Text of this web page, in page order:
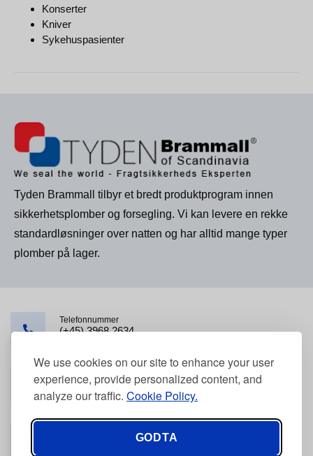
We use cookies on our site to enhance your user
experience, provide personalized content, and
analyze our traffic. Cookie Policy.
GODTA
Konserter
Kniver
Sykehuspasienter
Tyden Brammall tilbyr et bredt produktprogram innen
sikkerhetsplomber og forsegling. Vi kan levere en rekke
standardløsninger over natten og har alltid mange typer
plomber på lager.
Telefonnummer
(+45) 3968 2634
Telefonnummer
(+45) 2421 3440
Post
kontakt@tyden.dk
Stolpegårdsvej 7, 2820 Gentofte, Danmark